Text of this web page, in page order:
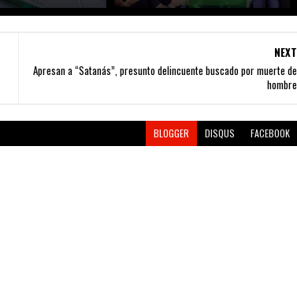
NEXT
Apresan a “Satanás”, presunto delincuente buscado por muerte de
hombre
BLOGGER DISQUS FACEBOOK